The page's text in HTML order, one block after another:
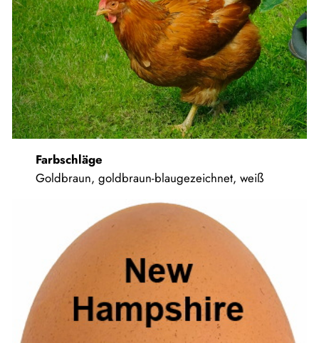
Farbschläge
Goldbraun, goldbraun-blaugezeichnet, weiß